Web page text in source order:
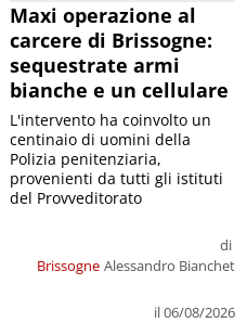
Maxi operazione al
carcere di Brissogne:
sequestrate armi
bianche e un cellulare
Brissogne
di
Alessandro Bianchet
il 06/08/2026
L'intervento ha coinvolto un
centinaio di uomini della
Polizia penitenziaria,
provenienti da tutti gli istituti
del Provveditorato